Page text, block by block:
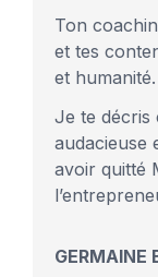
Ton
et tes
et humanité.
Je te décris
audacieuse
avoir quitté
GERMAINE